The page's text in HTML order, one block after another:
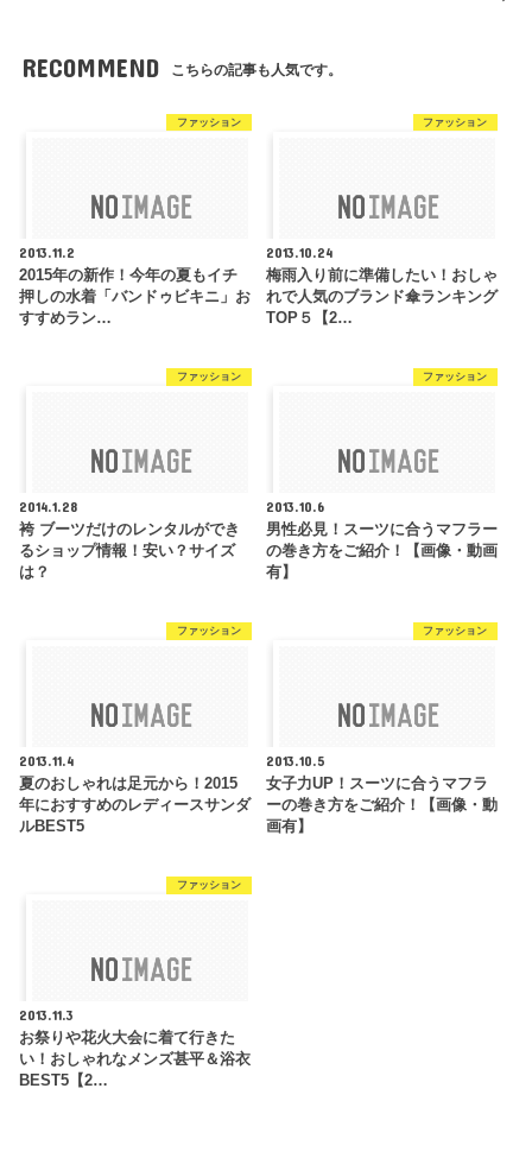
RECOMMEND こちらの記事も人気です。
ファッション
2013.11.2
2015年の新作！今年の夏もイチ
押しの水着「バンドゥビキニ」お
すすめラン…
ファッション
2013.10.24
梅雨入り前に準備したい！おしゃ
れで人気のブランド傘ランキング
TOP５【2…
ファッション
2014.1.28
袴 ブーツだけのレンタルができ
るショップ情報！安い？サイズ
は？
ファッション
2013.10.6
男性必見！スーツに合うマフラー
の巻き方をご紹介！【画像・動画
有】
ファッション
2013.11.4
夏のおしゃれは足元から！2015
年におすすめのレディースサンダ
ルBEST5
ファッション
2013.10.5
女子力UP！スーツに合うマフラ
ーの巻き方をご紹介！【画像・動
画有】
ファッション
2013.11.3
お祭りや花火大会に着て行きた
い！おしゃれなメンズ甚平＆浴衣
BEST5【2…